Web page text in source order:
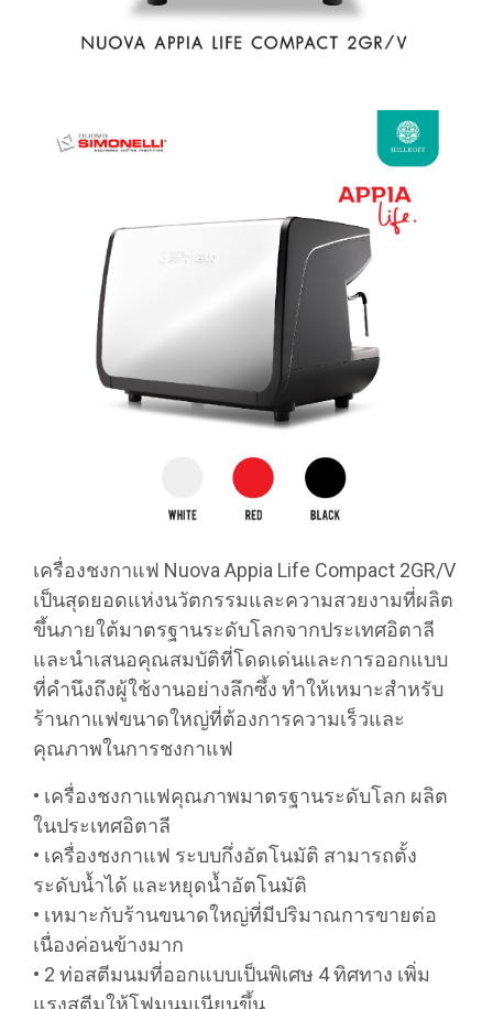
เครื่องชงกาแฟ Nuova Appia Life Compact 2GR/V
เป็นสุดยอดแห่งนวัตกรรมและความสวยงามที่ผลิต
ขึ้นภายใต้มาตรฐานระดับโลกจากประเทศอิตาลี
และนำเสนอคุณสมบัติที่โดดเด่นและการออกแบบ
ที่คำนึงถึงผู้ใช้งานอย่างลึกซึ้ง ทำให้เหมาะสำหรับ
ร้านกาแฟขนาดใหญ่ที่ต้องการความเร็วและ
คุณภาพในการชงกาแฟ
• เครื่องชงกาแฟคุณภาพมาตรฐานระดับโลก ผลิต
ในประเทศอิตาลี
• เครื่องชงกาแฟ ระบบกึ่งอัตโนมัติ สามารถตั้ง
ระดับน้ำได้ และหยุดน้ำอัตโนมัติ
• เหมาะกับร้านขนาดใหญ่ที่มีปริมาณการขายต่อ
เนื่องค่อนข้างมาก
• 2 ท่อสตีมนมที่ออกแบบเป็นพิเศษ 4 ทิศทาง เพิ่ม
แรงสตีมให้โฟมนมเนียนขึ้น